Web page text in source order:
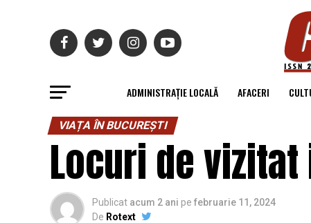
ADMINISTRAȚIE LOCALĂ AFACERI
VIAȚA ÎN BUCUREȘTI
Locuri de
Publicat acum 2 ani pe februarie 11, 2024
De Rotext